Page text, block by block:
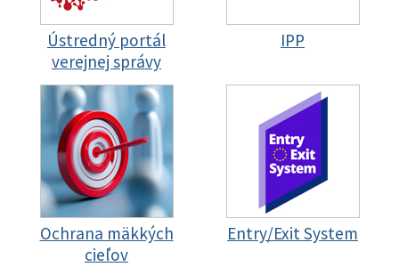
Ústredný portál
verejnej správy
IPP
Ochrana mäkkých
cieľov
Entry/Exit System